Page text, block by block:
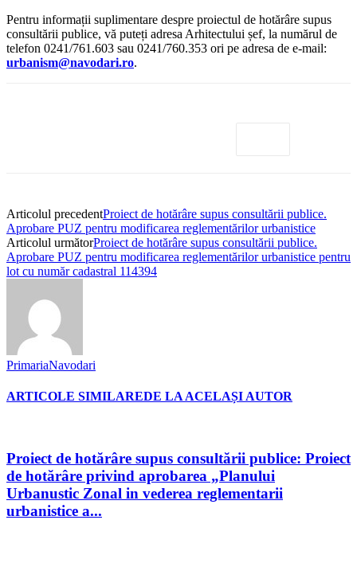
Pentru informații suplimentare despre proiectul de hotărâre supus
consultării publice, vă puteți adresa Arhitectului șef, la numărul de
telefon 0241/761.603 sau 0241/760.353 ori pe adresa de e-mail:
urbanism@navodari.ro.
Articolul precedentProiect de hotărâre supus consultării publice.
Aprobare PUZ pentru modificarea reglementărilor urbanistice
Articolul următorProiect de hotărâre supus consultării publice.
Aprobare PUZ pentru modificarea reglementărilor urbanistice pentru
lot cu număr cadastral 114394
PrimariaNavodari
ARTICOLE SIMILAREDE LA ACELAȘI AUTOR
Proiect de hotărâre supus consultării publice: Proiect
de hotărâre privind aprobarea „Planului
Urbanustic Zonal in vederea reglementarii
urbanistice a...